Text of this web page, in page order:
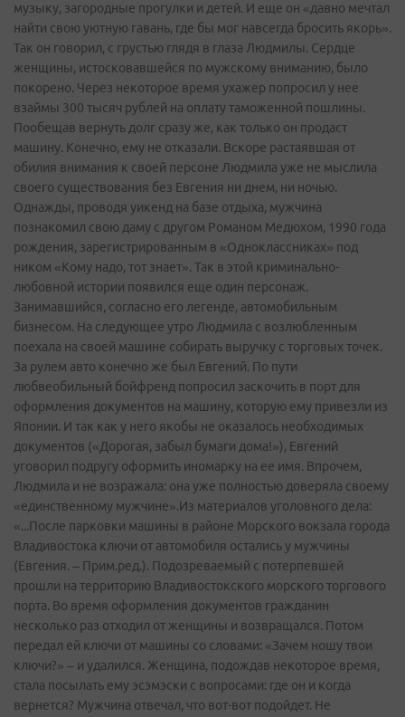
музыку, загородные прогулки и детей. И еще он «давно мечтал
найти свою уютную гавань, где бы мог навсегда бросить якорь».
Так он говорил, с грустью глядя в глаза Людмилы. Сердце
женщины, истосковавшейся по мужскому вниманию, было
покорено. Через некоторое время ухажер попросил у нее
взаймы 300 тысяч рублей на оплату таможенной пошлины.
Пообещав вернуть долг сразу же, как только он продаст
машину. Конечно, ему не отказали. Вскоре растаявшая от
обилия внимания к своей персоне Людмила уже не мыслила
своего существования без Евгения ни днем, ни ночью.
Однажды, проводя уик­енд на базе отдыха, мужчина
познакомил свою даму с другом Романом Медюхом, 1990 года
рождения, зарегистрированным в «Одноклассниках» под
ником «Кому надо, тот знает». Так в этой криминально­
любовной истории появился еще один персонаж.
Занимавшийся, согласно его легенде, автомобильным
бизнесом. На следующее утро Людмила с возлюбленным
поехала на своей машине собирать выручку с торговых точек.
За рулем авто конечно же был Евгений. По пути
любвеобильный бойфренд попросил заскочить в порт для
оформления документов на машину, которую ему привезли из
Японии. И так как у него якобы не оказалось необходимых
документов («Дорогая, забыл бумаги дома!»), Евгений
уговорил подругу оформить иномарку на ее имя. Впрочем,
Людмила и не возражала: она уже полностью доверяла своему
«единственному мужчине».Из материалов уголовного дела:
«...После парковки машины в районе Морского вокзала города
Владивостока ключи от автомобиля остались у мужчины
(Евгения. – Прим.ред.). Подозреваемый с потерпевшей
прошли на территорию Владивостокского морского торгового
порта. Во время оформления документов гражданин
несколько раз отходил от женщины и возвращался. Потом
передал ей ключи от машины со словами: «Зачем ношу твои
ключи?» – и удалился. Женщина, подождав некоторое время,
стала посылать ему эсэмэски с вопросами: где он и когда
вернется? Мужчина отвечал, что вот­-вот подойдет. Не